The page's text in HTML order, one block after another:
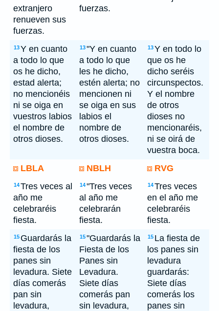
extranjero
renueven sus
fuerzas.
fuerzas.
13Y en cuanto
a todo lo que
os he dicho,
estad alerta;
no mencionéis
ni se oiga en
vuestros labios
el nombre de
otros dioses.
13"Y en cuanto
a todo lo que
les he dicho,
estén alerta; no
mencionen ni
se oiga en sus
labios el
nombre de
otros dioses.
13Y en todo lo
que os he
dicho seréis
circunspectos.
Y el nombre
de otros
dioses no
mencionaréis,
ni se oirá de
vuestra boca.
LBLA
NBLH RVG
14Tres veces al
año me
celebraréis
fiesta.
14"Tres veces
al año me
celebrarán
fiesta.
14Tres veces
en el año me
celebraréis
fiesta.
15 Guardarás la
fiesta de los
panes sin
levadura. Siete
días comerás
pan sin
levadura,
15"Guardarás la
Fiesta de los
Panes sin
Levadura.
Siete días
comerás pan
sin levadura,
15 La fiesta de
los panes sin
levadura
guardarás:
Siete días
comerás los
panes sin